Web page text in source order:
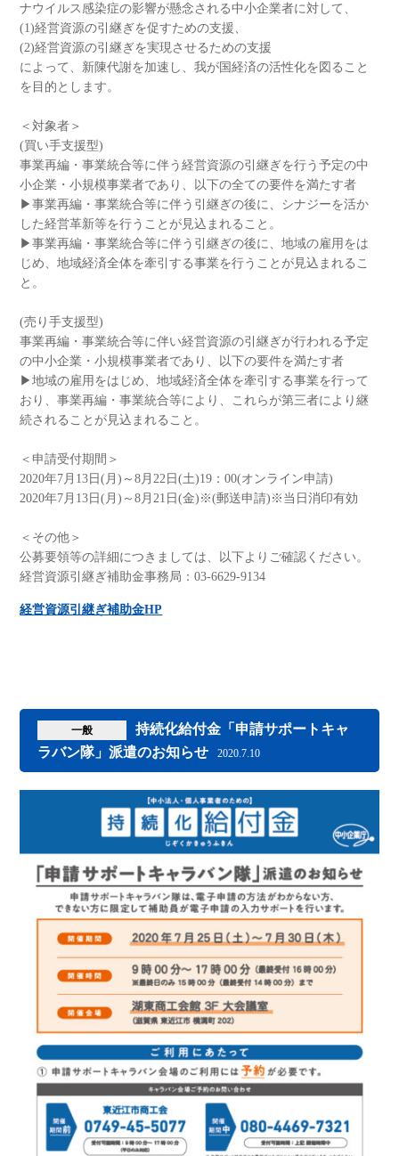
ナウイルス感染症の影響が懸念される中小企業者に対して、
(1)経営資源の引継ぎを促すための支援、
(2)経営資源の引継ぎを実現させるための支援
によって、新陳代謝を加速し、我が国経済の活性化を図ること
を目的とします。
＜対象者＞
(買い手支援型)
事業再編・事業統合等に伴う経営資源の引継ぎを行う予定の中
小企業・小規模事業者であり、以下の全ての要件を満たす者
▶事業再編・事業統合等に伴う引継ぎの後に、シナジーを活か
した経営革新等を行うことが見込まれること。
▶事業再編・事業統合等に伴う引継ぎの後に、地域の雇用をは
じめ、地域経済全体を牽引する事業を行うことが見込まれるこ
と。
(売り手支援型)
事業再編・事業統合等に伴い経営資源の引継ぎが行われる予定
の中小企業・小規模事業者であり、以下の要件を満たす者
▶地域の雇用をはじめ、地域経済全体を牽引する事業を行って
おり、事業再編・事業統合等により、これらが第三者により継
続されることが見込まれること。
＜申請受付期間＞
2020年7月13日(月)～8月22日(土)19：00(オンライン申請)
2020年7月13日(月)～8月21日(金)※(郵送申請)※当日消印有効
＜その他＞
公募要領等の詳細につきましては、以下よりご確認ください。
経営資源引継ぎ補助金事務局：03-6629-9134
経営資源引継ぎ補助金HP
一般
持続化給付金「申請サポートキャ
ラバン隊」派遣のお知らせ
2020.7.10